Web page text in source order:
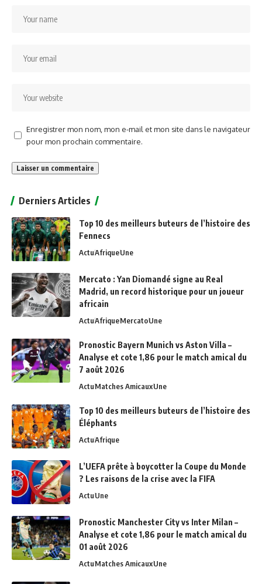
Enregistrer mon nom, mon e-mail et mon site dans le navigateur
pour mon prochain commentaire.
Derniers Articles
Top 10 des meilleurs buteurs de l’histoire des
Fennecs
ActuAfriqueUne
Mercato : Yan Diomandé signe au Real
Madrid, un record historique pour un joueur
africain
ActuAfriqueMercatoUne
Pronostic Bayern Munich vs Aston Villa –
Analyse et cote 1,86 pour le match amical du
7 août 2026
ActuMatches AmicauxUne
Top 10 des meilleurs buteurs de l’histoire des
Éléphants
ActuAfrique
L’UEFA prête à boycotter la Coupe du Monde
? Les raisons de la crise avec la FIFA
ActuUne
Pronostic Manchester City vs Inter Milan –
Analyse et cote 1,86 pour le match amical du
01 août 2026
ActuMatches AmicauxUne